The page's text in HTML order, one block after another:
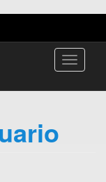
Toggle